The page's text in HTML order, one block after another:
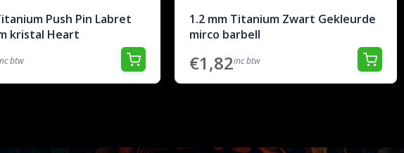
Push Pin Labret
kristal Heart
btw
1.2 mm Titanium Zwart Gekleurde
mirco barbell
€1,82inc btw